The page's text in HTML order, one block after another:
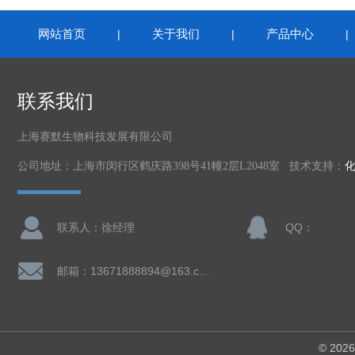
网站首页 | 关于我们 | 产品中心 |
联系我们
上海赛默生物科技发展有限公司
公司地址：上海市闵行区鹤庆路398号41幢2层L2048室 技术支持：
联系人：徐经理 QQ：
©